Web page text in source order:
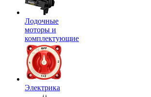
Лодочные
моторы и
комплектующие
Электрика